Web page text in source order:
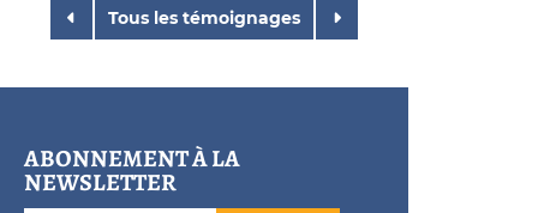
Tous les témoignages
ABONNEMENT À LA
NEWSLETTER